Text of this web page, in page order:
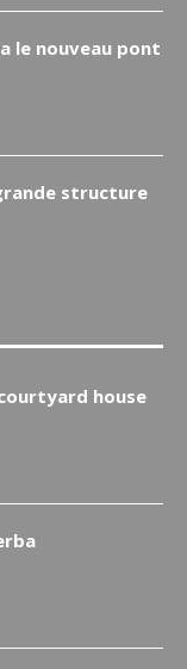
le nouveau pont
structure
house